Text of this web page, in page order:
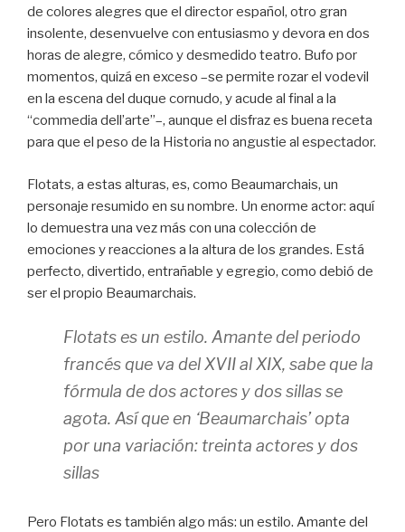
de colores alegres que el director español, otro gran
insolente, desenvuelve con entusiasmo y devora en dos
horas de alegre, cómico y desmedido teatro. Bufo por
momentos, quizá en exceso –se permite rozar el vodevil
en la escena del duque cornudo, y acude al final a la
“commedia dell’arte”–, aunque el disfraz es buena receta
para que el peso de la Historia no angustie al espectador.
Flotats, a estas alturas, es, como Beaumarchais, un
personaje resumido en su nombre. Un enorme actor: aquí
lo demuestra una vez más con una colección de
emociones y reacciones a la altura de los grandes. Está
perfecto, divertido, entrañable y egregio, como debió de
ser el propio Beaumarchais.
Flotats es un estilo. Amante del periodo
francés que va del XVII al XIX, sabe que la
fórmula de dos actores y dos sillas se
agota. Así que en ‘Beaumarchais’ opta
por una variación: treinta actores y dos
sillas
Pero Flotats es también algo más: un estilo. Amante del